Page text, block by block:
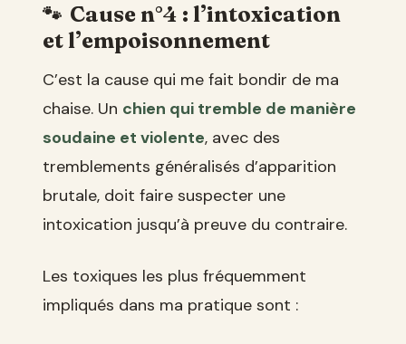
Cause n°4 : l’intoxication
et l’empoisonnement
C’est la cause qui me fait bondir de ma
chaise. Un chien qui tremble de manière
soudaine et violente, avec des
tremblements généralisés d’apparition
brutale, doit faire suspecter une
intoxication jusqu’à preuve du contraire.
Les toxiques les plus fréquemment
impliqués dans ma pratique sont :